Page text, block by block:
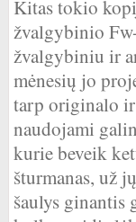
Kitas tokio
žvalgybinio
žvalgybiniu ir
mėnesių jo
tarp originalo
naudojami
kurie beveik
šturmanas, už
šaulys ginantis